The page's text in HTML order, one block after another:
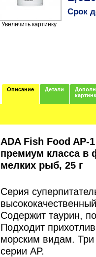
Увеличить картинку
Срок
Описание Детали
ADA Fish Food
премиум класса в
мелких рыб, 25 г
Серия
Содержит таурин,
Подходит
морским видам.
серии AP.